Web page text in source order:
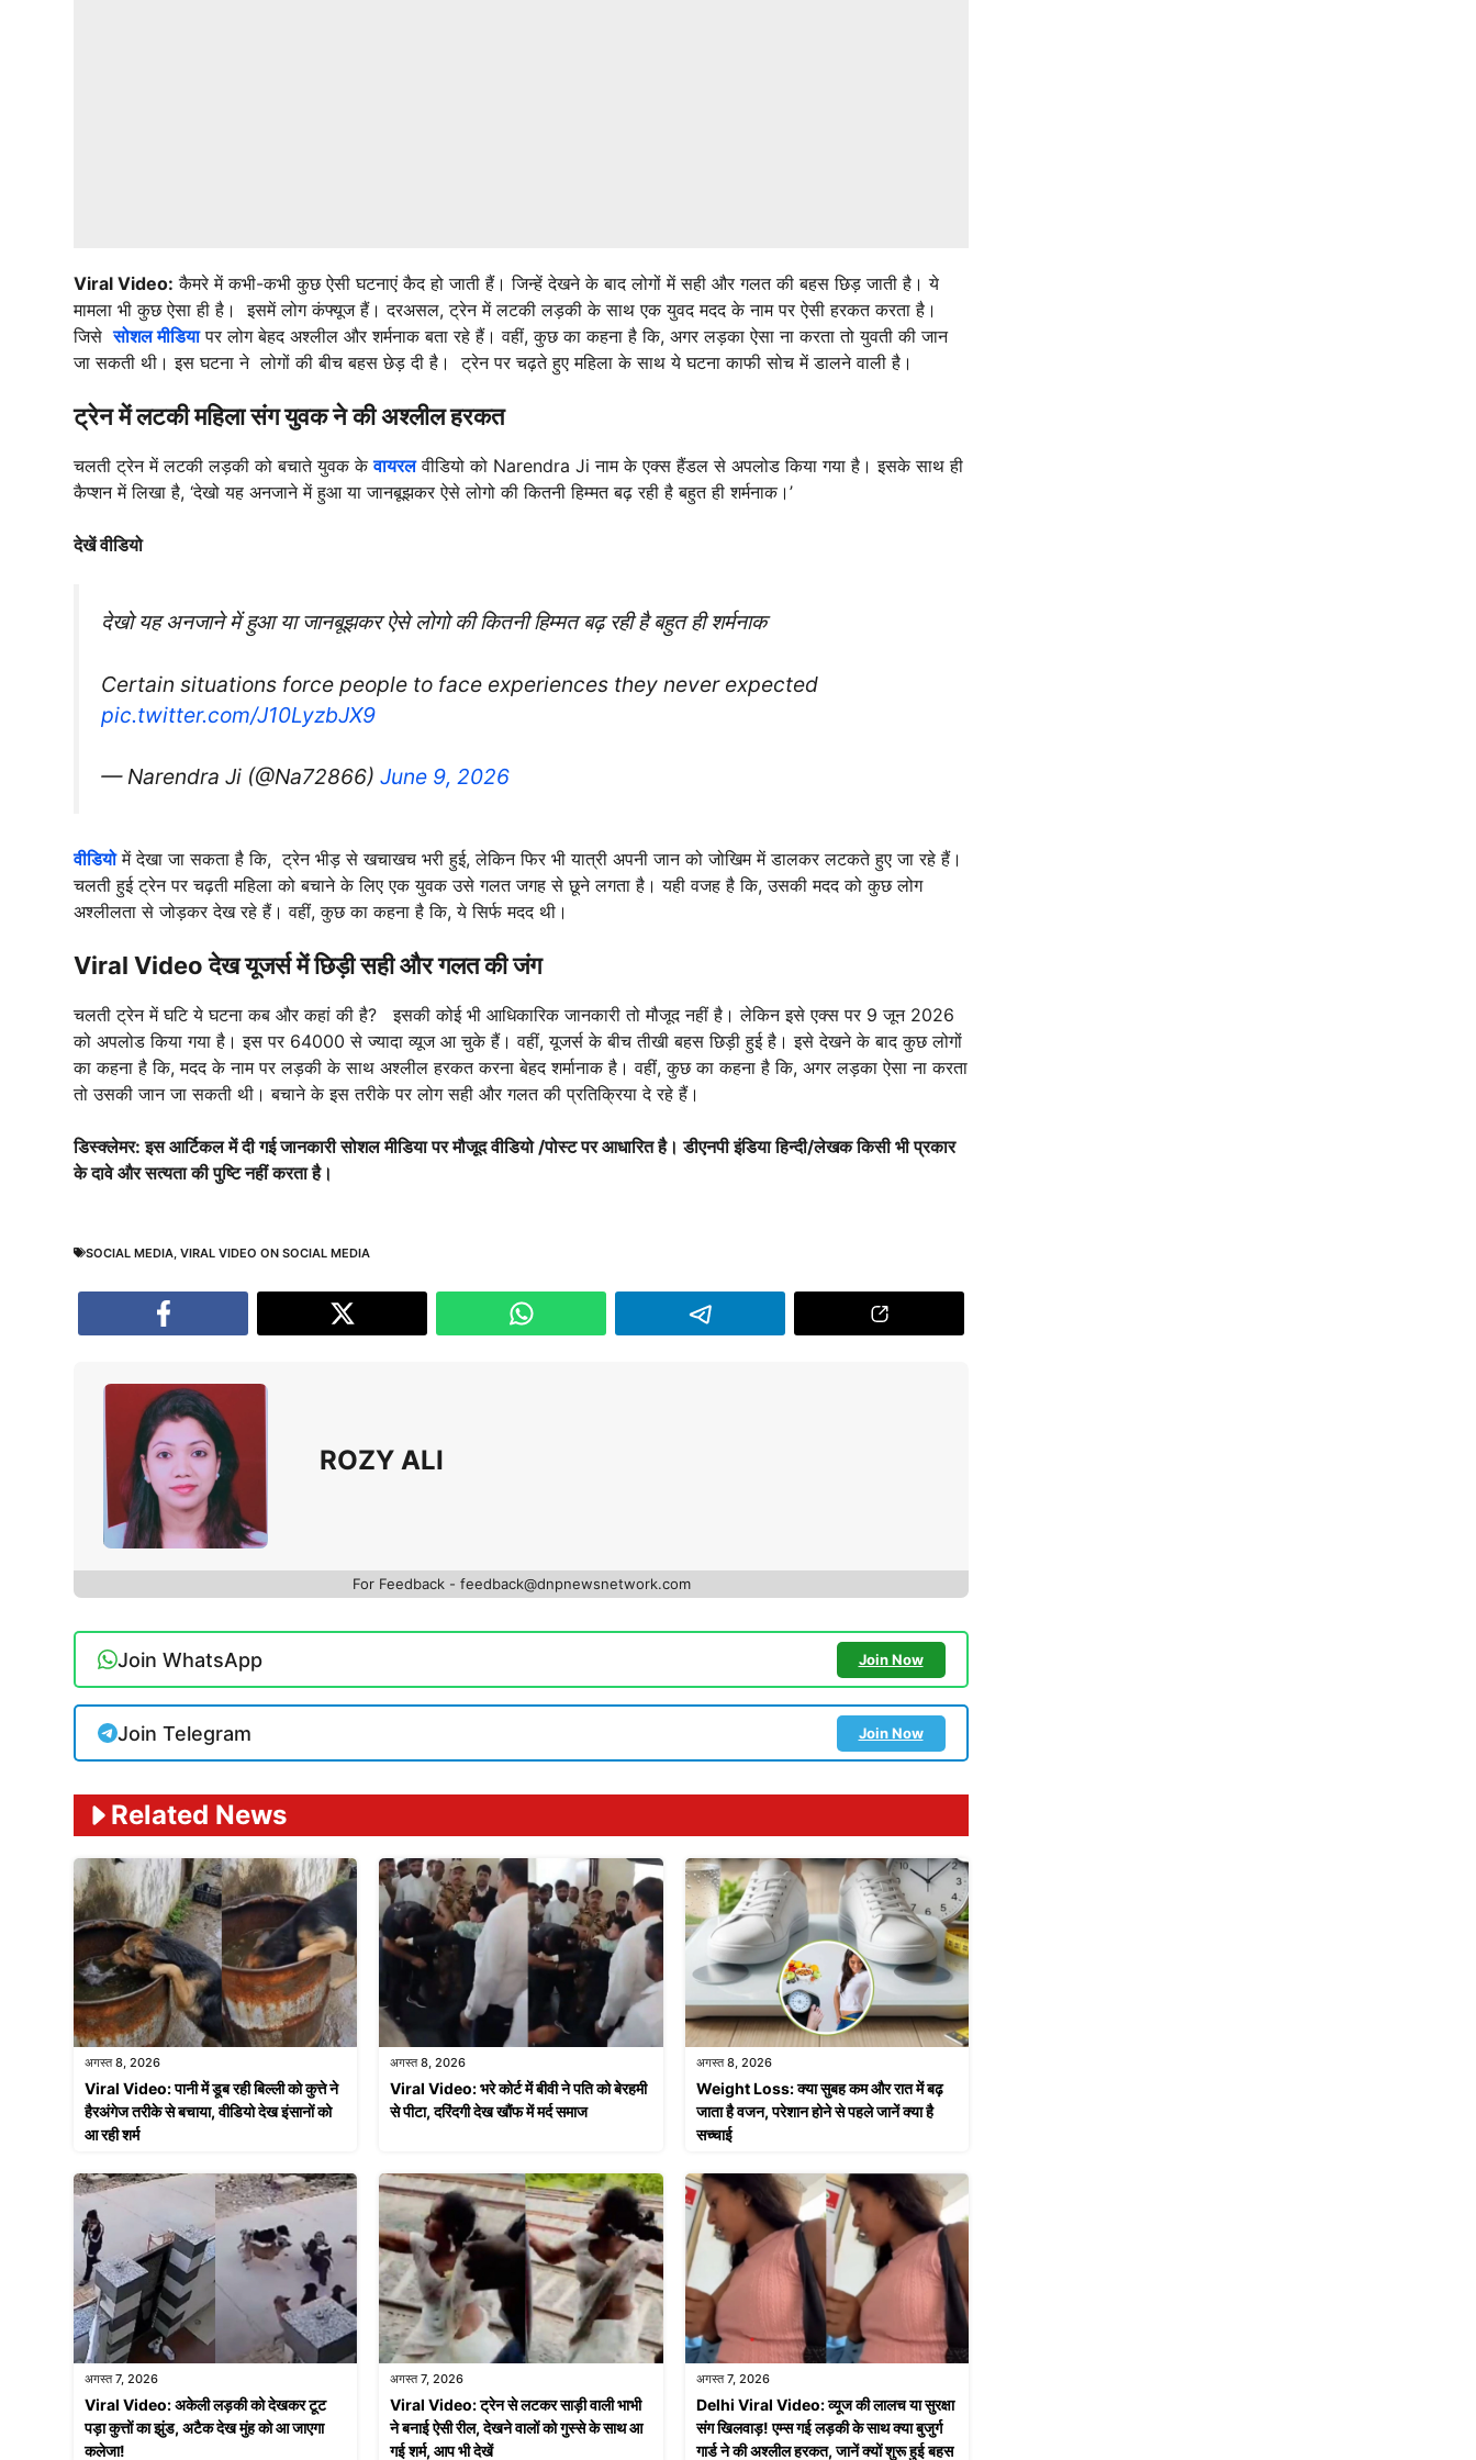
Viral Video: कैमरे में कभी-कभी कुछ ऐसी घटनाएं कैद हो जाती हैं। जिन्हें देखने के बाद लोगों में सही और गलत की बहस छिड़ जाती है। ये
मामला भी कुछ ऐसा ही है। इसमें लोग कंफ्यूज हैं। दरअसल, ट्रेन में लटकी लड़की के साथ एक युवद मदद के नाम पर ऐसी हरकत करता है।
जिसेसोशल मीडियापर लोग बेहद अश्लील और शर्मनाक बता रहे हैं। वहीं, कुछ का कहना है कि, अगर लड़का ऐसा ना करता तो युवती की जान
जा सकती थी। इस घटना ने लोगों की बीच बहस छेड़ दी है। ट्रेन पर चढ़ते हुए महिला के साथ ये घटना काफी सोच में डालने वाली है।
ट्रेन में लटकी महिला संग युवक ने की अश्लील हरकत
चलती ट्रेन में लटकी लड़की को बचाते युवक केवायरल वीडियो को Narendra Ji नाम के एक्स हैंडल से अपलोड किया गया है। इसके साथ ही
कैप्शन में लिखा है, ‘देखो यह अनजाने में हुआ या जानबूझकर ऐसे लोगो की कितनी हिम्मत बढ़ रही है बहुत ही शर्मनाक।’
देखें वीडियो
देखो यह अनजाने में हुआ या जानबूझकर ऐसे लोगो की कितनी हिम्मत बढ़ रही है बहुत ही शर्मनाक
Certain situations force people to face experiences they never expected
pic.twitter.com/J10LyzbJX9
— Narendra Ji (@Na72866) June 9, 2026
वीडियो में देखा जा सकता है कि, ट्रेन भीड़ से खचाखच भरी हुई, लेकिन फिर भी यात्री अपनी जान को जोखिम में डालकर लटकते हुए जा रहे हैं।
चलती हुई ट्रेन पर चढ़ती महिला को बचाने के लिए एक युवक उसे गलत जगह से छूने लगता है। यही वजह है कि, उसकी मदद को कुछ लोग
अश्लीलता से जोड़कर देख रहे हैं। वहीं, कुछ का कहना है कि, ये सिर्फ मदद थी।
Viral Video देख यूजर्स में छिड़ी सही और गलत की जंग
चलती ट्रेन में घटि ये घटना कब और कहां की है? इसकी कोई भी आधिकारिक जानकारी तो मौजूद नहीं है। लेकिन इसे एक्स पर 9 जून 2026
को अपलोड किया गया है। इस पर 64000 से ज्यादा व्यूज आ चुके हैं। वहीं, यूजर्स के बीच तीखी बहस छिड़ी हुई है। इसे देखने के बाद कुछ लोगों
का कहना है कि, मदद के नाम पर लड़की के साथ अश्लील हरकत करना बेहद शर्मानाक है। वहीं, कुछ का कहना है कि, अगर लड़का ऐसा ना करता
तो उसकी जान जा सकती थी। बचाने के इस तरीके पर लोग सही और गलत की प्रतिक्रिया दे रहे हैं।
डिस्क्लेमर: इस आर्टिकल में दी गई जानकारी सोशल मीडिया पर मौजूद वीडियो /पोस्ट पर आधारित है। डीएनपी इंडिया हिन्दी/लेखक किसी भी प्रकार
के दावे और सत्यता की पुष्टि नहीं करता है।
SOCIAL MEDIA VIRAL VIDEO ON SOCIAL MEDIA
ROZY ALI
For Feedback - feedback@dnpnewsnetwork.com
Join WhatsApp Join Now
Join Telegram Join Now
Related News
अगस्त 8, 2026
Viral Video: पानी में डूब रही बिल्ली को कुत्ते ने
हैरअंगेज तरीके से बचाया, वीडियो देख इंसानों को
आ रही शर्म
अगस्त 8, 2026
Viral Video: भरे कोर्ट में बीवी ने पति को बेरहमी
से पीटा, दरिंदगी देख खौंफ में मर्द समाज
अगस्त 8, 2026
Weight Loss: क्या सुबह कम और रात में बढ़
जाता है वजन, परेशान होने से पहले जानें क्या है
सच्चाई
अगस्त 7, 2026
Viral Video: अकेली लड़की को देखकर टूट
पड़ा कुत्तों का झुंड, अटैक देख मुंह को आ जाएगा
कलेजा!
अगस्त 7, 2026
Viral Video: ट्रेन से लटकर साड़ी वाली भाभी
ने बनाई ऐसी रील, देखने वालों को गुस्से के साथ आ
गई शर्म, आप भी देखें
अगस्त 7, 2026
Delhi Viral Video: व्यूज की लालच या सुरक्षा
संग खिलवाड़! एम्स गई लड़की के साथ क्या बुजुर्ग
गार्ड ने की अश्लील हरकत, जानें क्यों शुरू हुई बहस